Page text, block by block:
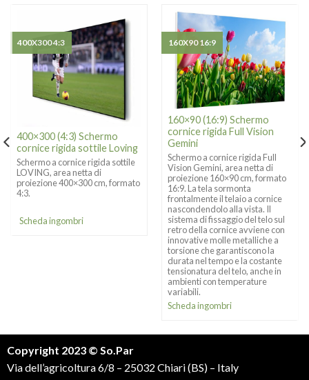
400×300 (4:3) Schermo
cornice rigida sottile Loving
Schermo a cornice rigida sottile
LOVING, area netta di
proiezione 400×300 cm, formato
4:3.
Scheda ingombri
400X300 4:3
160×90 (16:9) Schermo
cornice rigida Full Vision
Gemini
Schermo a cornice rigida Full
Vision Gemini, area netta di
proiezione 160×90 cm, formato
16:9. La tela sormonta
frontalmente il telaio a cornice
nascondendolo alla vista. Il
sistema di fissaggio del telo sul
retro della cornice avviene con
innovative molle metalliche a
torsione che garantiscono la
durata nel tempo e la costante
tensionatura del telo, anche in
ambienti con temperature
variabili.
Scheda ingombri
160X90 16:9
Copyright 2023 © So.Par
Via dell’agricoltura 6/8 – 25032 Chiari (BS) – Italy